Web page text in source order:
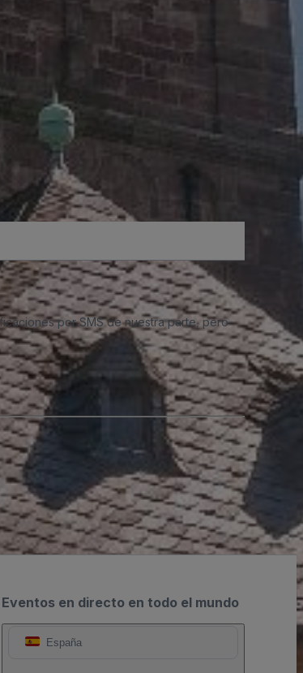
por SMS de nuestra parte, pero
Eventos en directo en todo el mundo
España